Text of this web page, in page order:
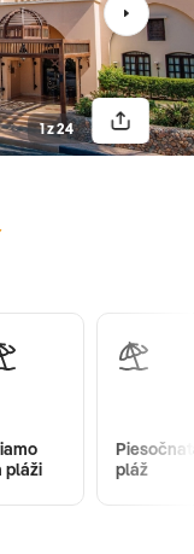
1 z 24
pláži
pláž